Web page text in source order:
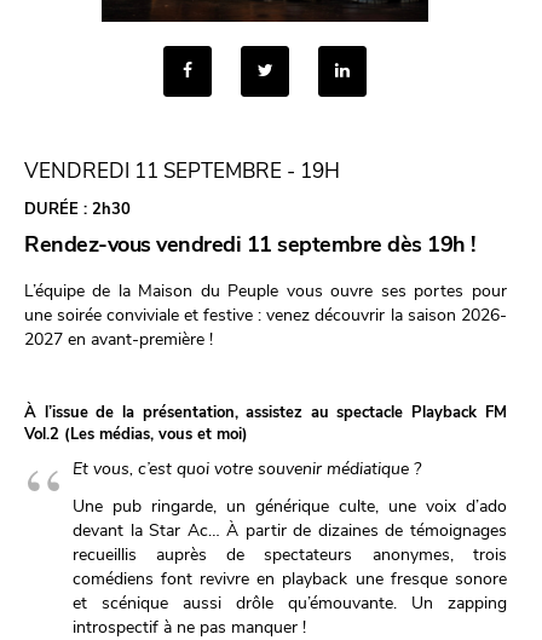
VENDREDI 11 SEPTEMBRE - 19H
DURÉE : 2h30
Rendez-vous vendredi 11 septembre dès 19h !
L’équipe de la Maison du Peuple vous ouvre ses portes pour
une soirée conviviale et festive : venez découvrir la saison 2026-
2027 en avant-première !
À l’issue de la présentation, assistez au spectacle Playback FM
Vol.2 (Les médias, vous et moi)
Et vous, c’est quoi votre souvenir médiatique ?
Une pub ringarde, un générique culte, une voix d’ado
devant la Star Ac… À partir de dizaines de témoignages
recueillis auprès de spectateurs anonymes, trois
comédiens font revivre en playback une fresque sonore
et scénique aussi drôle qu’émouvante. Un zapping
introspectif à ne pas manquer !